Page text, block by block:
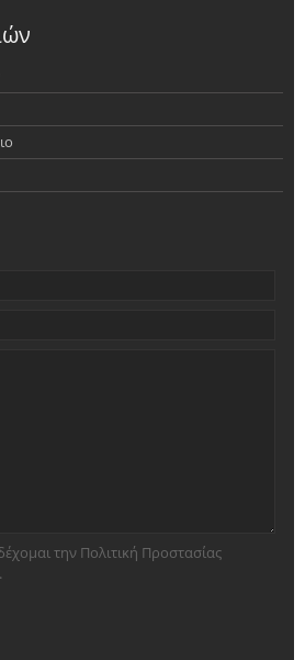
την Πολιτική Προστασίας